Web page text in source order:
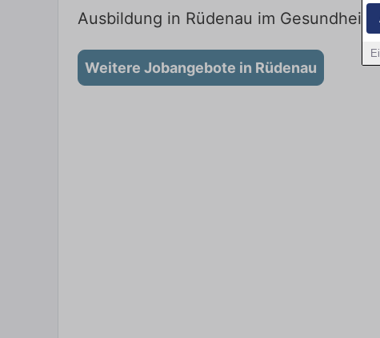
Ausbildung in Rüdenau im
Weitere Jobangebote in Rüdenau